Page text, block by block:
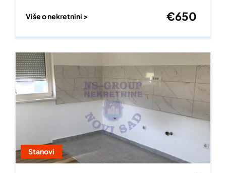
Više o nekretnini > €650
Stanovi